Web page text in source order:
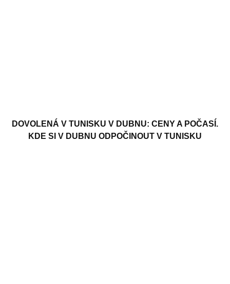
DOVOLENÁ V TUNISKU V DUBNU: CENY A POČASÍ.
KDE SI V DUBNU ODPOČINOUT V TUNISKU